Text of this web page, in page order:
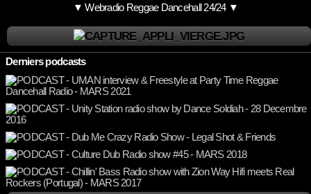
▼ Webradio Reggae Dancehall 24/24 ▼
Derniers podcasts